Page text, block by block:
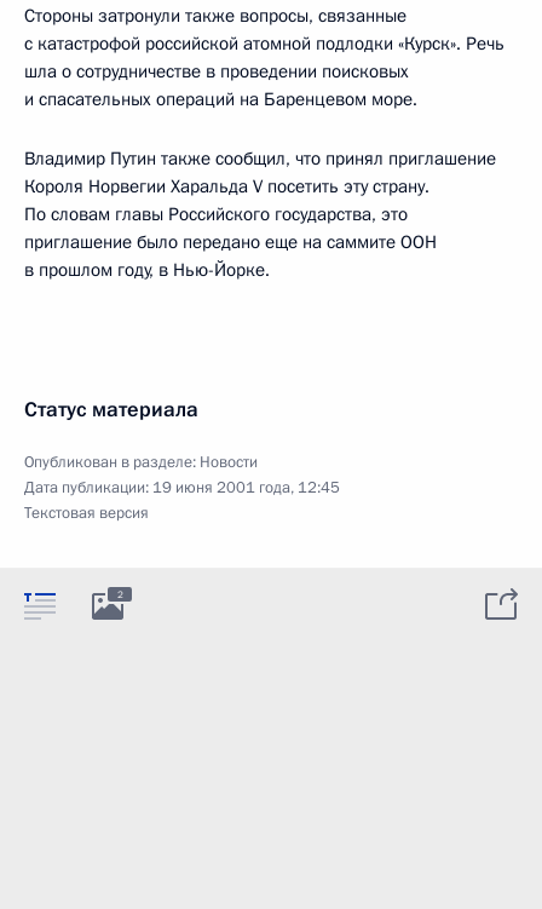
Стороны затронули также вопросы, связанные
с катастрофой российской атомной подлодки «Курск». Речь
шла о сотрудничестве в проведении поисковых
и спасательных операций на Баренцевом море.
Владимир Путин также сообщил, что принял приглашение
Короля Норвегии Харальда V посетить эту страну.
По словам главы Российского государства, это
приглашение было передано еще на саммите ООН
в прошлом году, в Нью-Йорке.
Статус материала
Опубликован в разделе: Новости
Дата публикации: 19 июня 2001 года, 12:45
Текстовая версия
2